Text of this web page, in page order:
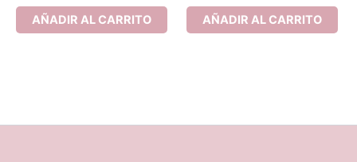
AÑADIR AL CARRITO AÑADIR AL CARRITO